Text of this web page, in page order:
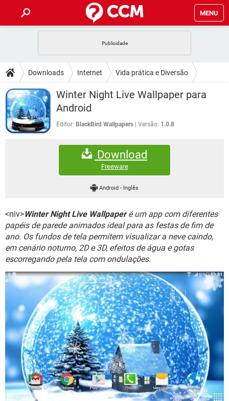
MENU
CELULAR FACEBOOK
OUTLOOK EXCEL
INSTAGRAM
GUIA DE COMPRAS
DICAS
JOGOS
CELULAR
OUTLOOK
DOWNLOADS
JOGOS
CELULAR FACEBOOK
EXCEL
GMAIL
FÓRUM
FACEBOOK
EXCEL
GMAIL
WHATSAPP
INSTAGRAM GMAIL
GUIA DE COMPRAS
Downloads Internet Vida prática e Diversão
Winter Night Live Wallpaper para
Android
Editor: BlackBird Wallpapers Versão: 1.0.8
Download
Freeware
Android- Inglês
<niv>Winter Night Live Wallpaperé um app com diferentes
papéis de parede animados ideal para as festas de fim de
ano. Os fundos de tela permitem visualizar a neve caindo,
em cenário noturno, 2D e 3D, efeitos de água e gotas
escorregando pela tela com ondulações.